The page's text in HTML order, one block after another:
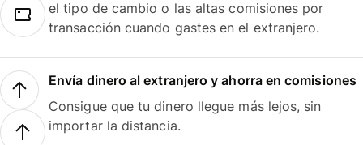
el tipo de cambio o las altas comisiones por
transacción cuando gastes en el extranjero.
Envía dinero al extranjero y ahorra en comisiones
Consigue que tu dinero llegue más lejos, sin
importar la distancia.